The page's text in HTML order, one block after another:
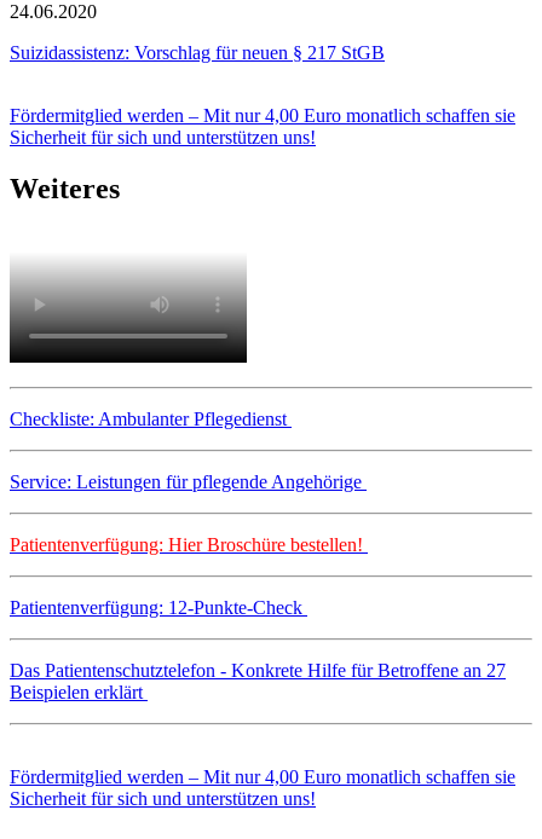
24.06.2020
Suizidassistenz: Vorschlag für neuen § 217 StGB
Fördermitglied werden – Mit nur 4,00 Euro monatlich schaffen sie
Sicherheit für sich und unterstützen uns!
Weiteres
Checkliste: Ambulanter Pflegedienst
Service: Leistungen für pflegende Angehörige
Patientenverfügung: Hier Broschüre bestellen!
Patientenverfügung: 12-Punkte-Check
Das Patientenschutztelefon - Konkrete Hilfe für Betroffene an 27
Beispielen erklärt
Fördermitglied werden – Mit nur 4,00 Euro monatlich schaffen sie
Sicherheit für sich und unterstützen uns!